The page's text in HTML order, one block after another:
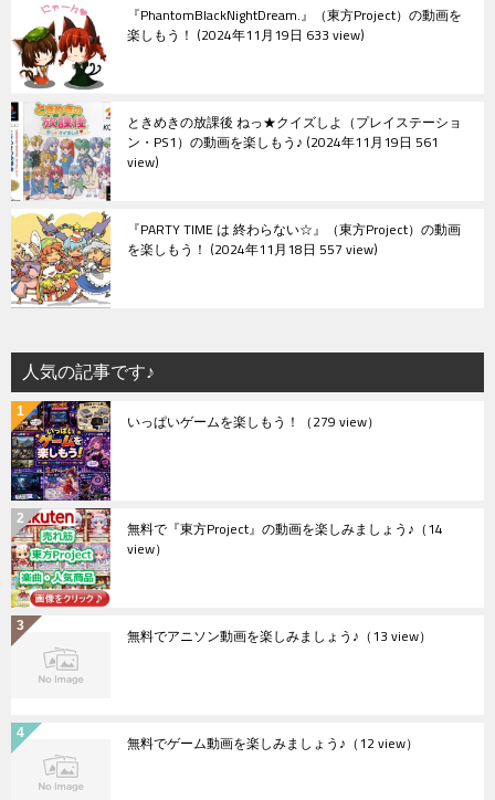
『PhantomBlackNightDream.』（東方Project）の動画を
楽しもう！ 2024年11月19日 633 view
ときめきの放課後 ねっ★クイズしよ（プレイステーショ
ン・PS1）の動画を楽しもう♪ 2024年11月19日 561
view
『PARTY TIME は 終わらない☆』（東方Project）の動画
を楽しもう！ 2024年11月18日 557 view
人気の記事です♪
いっぱいゲームを楽しもう！ （279 view）
無料で『東方Project』の動画を楽しみましょう♪ （14
view）
無料でアニソン動画を楽しみましょう♪ （13 view）
無料でゲーム動画を楽しみましょう♪ （12 view）